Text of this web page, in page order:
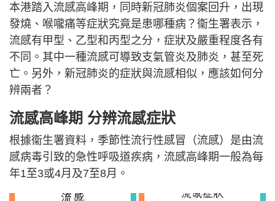
本港踏入流感高峰期，同時新冠肺炎個案回升，出現
發燒、喉嚨痛等症狀究竟是患哪種病？衞生署表示，
流感有甲型、乙型和丙型之分，症狀及嚴重程度各有
不同。其中一種流感可導致支氣管炎及肺炎，甚至死
亡。另外，新冠肺炎的症狀與流感相似，應該如何分
辨兩者？
流感高峰期 分辨流感症狀
根據衞生署資料，季節性流行性感冒（流感）是由流
感病毒引致的急性呼吸道疾病，流感高峰期一般為每
年1至3或4月及7至8月。